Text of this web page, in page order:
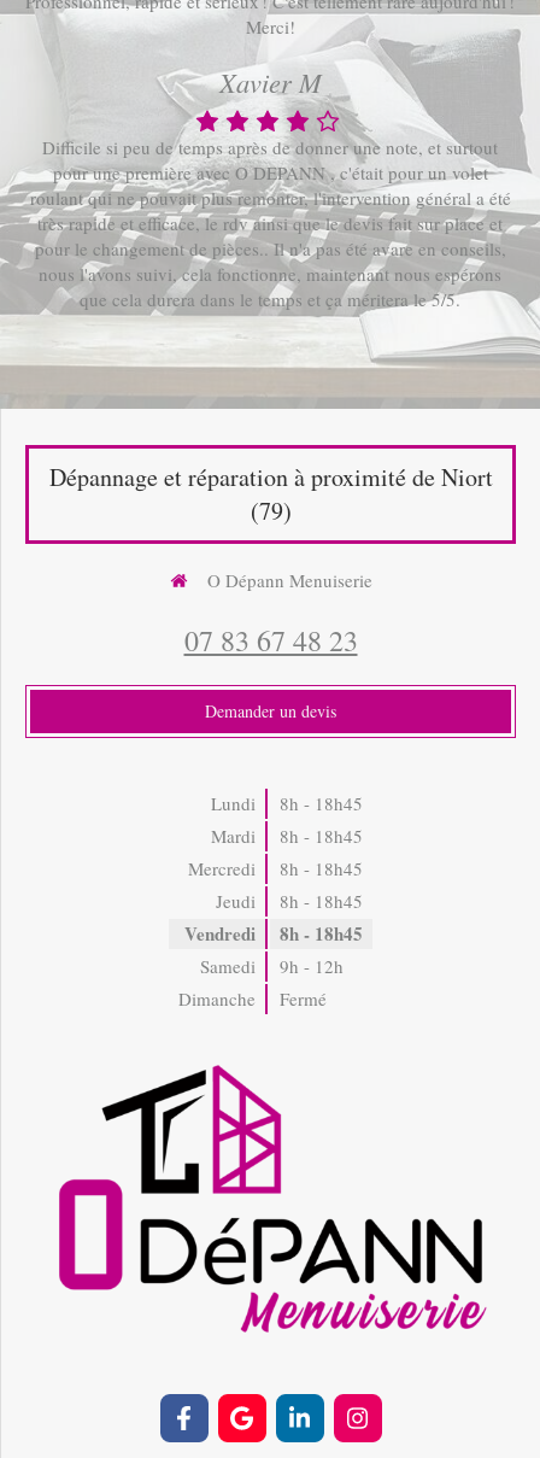
Merci!
Xavier M
Difficile si peu de temps après de donner une note, et surtout
pour une première avec O DEPANN , c'était pour un volet
roulant qui ne pouvait plus remonter, l'intervention général a été
très rapide et efficace, le rdv ainsi que le devis fait sur place et
pour le changement de pièces.. Il n'a pas été avare en conseils,
nous l'avons suivi, cela fonctionne, maintenant nous espérons
que cela durera dans le temps et ça méritera le 5/5.
Dépannage et réparation à proximité de Niort
(79)
O Dépann Menuiserie
07 83 67 48 23
Demander un devis
Lundi
8h - 18h45
Mardi
8h - 18h45
Mercredi
8h - 18h45
Jeudi
8h - 18h45
Vendredi 8h - 18h45
Samedi
9h - 12h
Dimanche
Fermé